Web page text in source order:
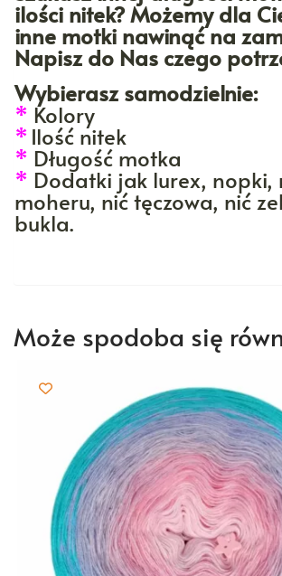
ilości nitek? Możemy dla
inne motki nawinąć na
Napisz do Nas czego
Wybierasz samodzielnie:
* Kolory
* Ilość nitek
* Długość motka
* Dodatki jak lurex, nopki,
moheru, nić tęczowa, nić
bukla.
Może spodoba się